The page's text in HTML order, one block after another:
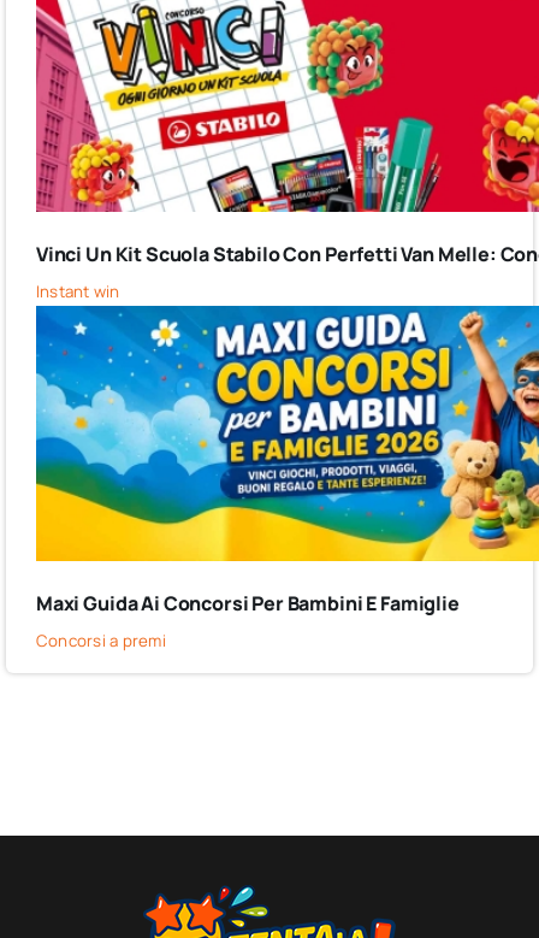
Vinci Un Kit Scuola Stabilo Con Perfetti Van Melle:
Instant win
Maxi Guida Ai Concorsi Per Bambini E Famiglie
Concorsi a premi